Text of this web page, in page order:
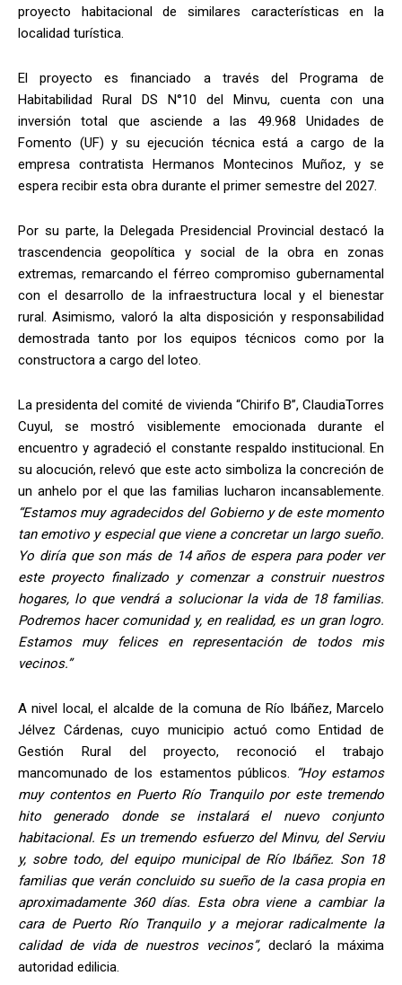
proyecto habitacional de similares características en la
localidad turística.
El proyecto es financiado a través del Programa de
Habitabilidad Rural DS N°10 del Minvu, cuenta con una
inversión total que asciende a las 49.968 Unidades de
Fomento (UF) y su ejecución técnica está a cargo de la
empresa contratista Hermanos Montecinos Muñoz, y se
espera recibir esta obra durante el primer semestre del 2027.
Por su parte, la Delegada Presidencial Provincial destacó la
trascendencia geopolítica y social de la obra en zonas
extremas, remarcando el férreo compromiso gubernamental
con el desarrollo de la infraestructura local y el bienestar
rural. Asimismo, valoró la alta disposición y responsabilidad
demostrada tanto por los equipos técnicos como por la
constructora a cargo del loteo.
La presidenta del comité de vivienda “Chirifo B”, ClaudiaTorres
Cuyul, se mostró visiblemente emocionada durante el
encuentro y agradeció el constante respaldo institucional. En
su alocución, relevó que este acto simboliza la concreción de
un anhelo por el que las familias lucharon incansablemente.
“Estamos muy agradecidos del Gobierno y de este momento
tan emotivo y especial que viene a concretar un largo sueño.
Yo diría que son más de 14 años de espera para poder ver
este proyecto finalizado y comenzar a construir nuestros
hogares, lo que vendrá a solucionar la vida de 18 familias.
Podremos hacer comunidad y, en realidad, es un gran logro.
Estamos muy felices en representación de todos mis
vecinos.”
A nivel local, el alcalde de la comuna de Río Ibáñez, Marcelo
Jélvez Cárdenas, cuyo municipio actuó como Entidad de
Gestión Rural del proyecto, reconoció el trabajo
mancomunado de los estamentos públicos. “Hoy estamos
muy contentos en Puerto Río Tranquilo por este tremendo
hito generado donde se instalará el nuevo conjunto
habitacional. Es un tremendo esfuerzo del Minvu, del Serviu
y, sobre todo, del equipo municipal de Río Ibáñez. Son 18
familias que verán concluido su sueño de la casa propia en
aproximadamente 360 días. Esta obra viene a cambiar la
cara de Puerto Río Tranquilo y a mejorar radicalmente la
calidad de vida de nuestros vecinos”,declaró la máxima
autoridad edilicia.